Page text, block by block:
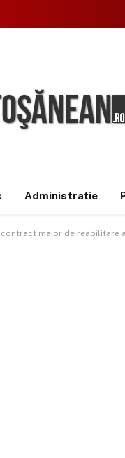
Administratie
major de reabilitare